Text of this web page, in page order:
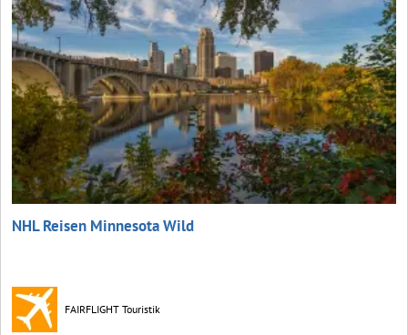
NHL Reisen Minnesota Wild
FAIRFLIGHT Touristik